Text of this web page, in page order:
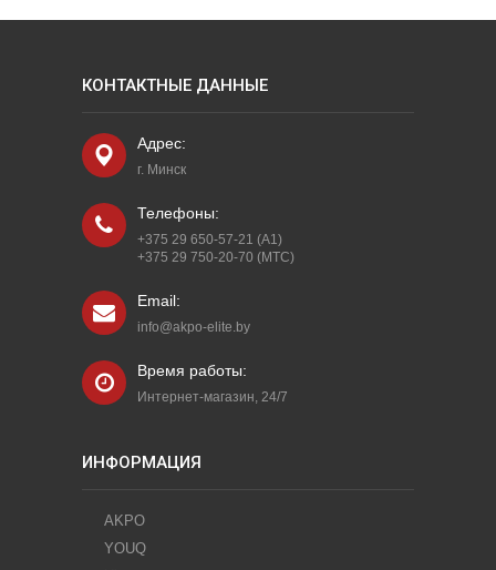
КОНТАКТНЫЕ ДАННЫЕ
Адрес:
г. Минск
Телефоны:
+375 29 650-57-21 (A1)
+375 29 750-20-70 (МТС)
Email:
info@akpo-elite.by
Время работы:
Интернет-магазин, 24/7
ИНФОРМАЦИЯ
AKPO
YOUQ